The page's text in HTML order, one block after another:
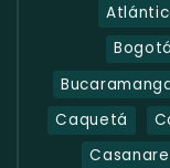
Caquetá
Casanare